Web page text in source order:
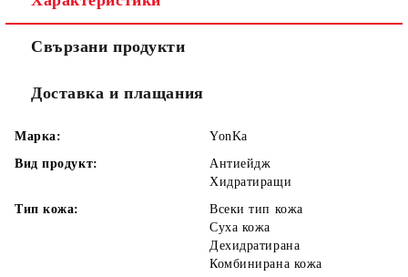
Свързани продукти
Доставка и плащания
Марка:
YonKa
Вид продукт:
Антиейдж
Хидратиращи
Тип кожа:
Всеки тип кожа
Суха кожа
Дехидратирана
Комбинирана кожа